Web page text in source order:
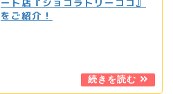
をご紹介！